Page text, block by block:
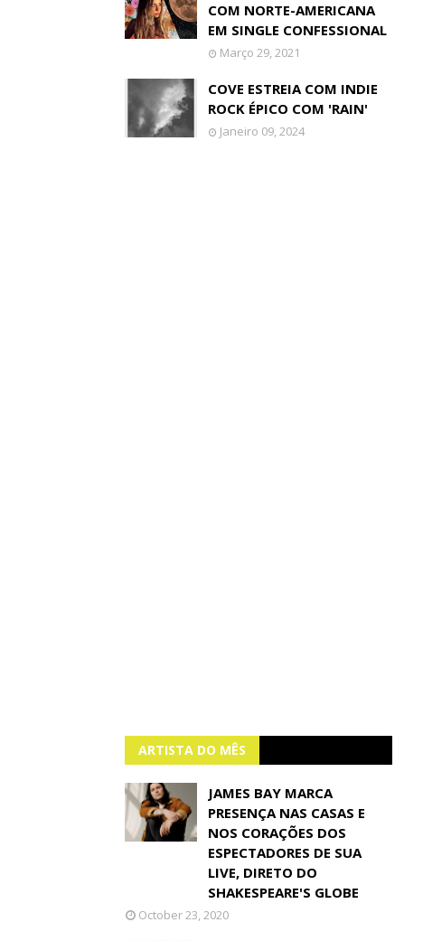
COM NORTE-AMERICANA
EM SINGLE CONFESSIONAL
Março 29, 2021
COVE ESTREIA COM INDIE
ROCK ÉPICO COM 'RAIN'
Janeiro 09, 2024
ARTISTA DO MÊS
JAMES BAY MARCA
PRESENÇA NAS CASAS E
NOS CORAÇÕES DOS
ESPECTADORES DE SUA
LIVE, DIRETO DO
SHAKESPEARE'S GLOBE
October 23, 2020